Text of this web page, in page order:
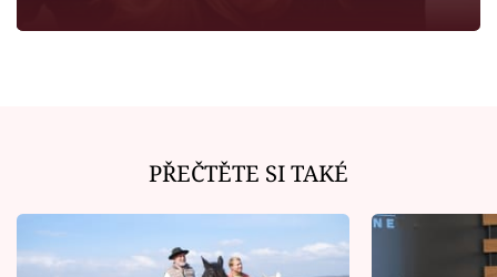
Sledujte nás
PŘEČTĚTE SI TAKÉ